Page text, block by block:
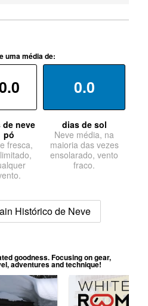
uma média de:
de neve
pó
fresca,
0.0
dias de sol
Neve média, na
maioria das vezes
ensolarado, vento
fraco.
Histórico de Neve